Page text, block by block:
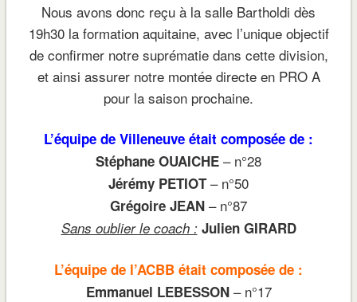
Nous avons donc reçu à la salle Bartholdi dès
19h30 la formation aquitaine, avec l’unique objectif
de confirmer notre suprématie dans cette division,
et ainsi assurer notre montée directe en PRO A
pour la saison prochaine.
L’équipe de Villeneuve était composée de :
Stéphane OUAICHE – n°28
Jérémy PETIOT– n°50
Grégoire JEAN – n°87
Sans oublier le coach : Julien GIRARD
L’équipe de l’ACBB était composée de :
Emmanuel LEBESSON– n°17